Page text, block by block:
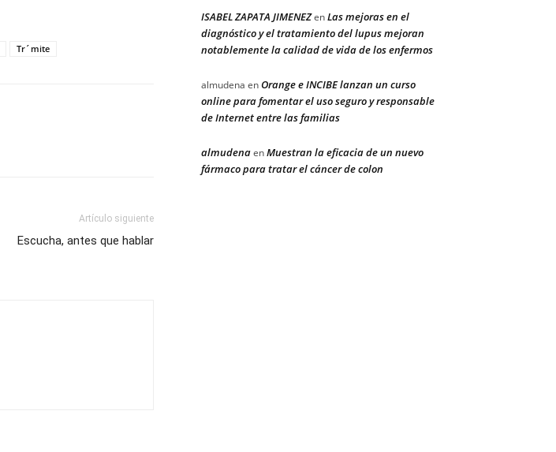
Tr´mite
Artículo siguiente
Escucha, antes que hablar
ISABEL ZAPATA JIMENEZenLas mejoras en el
diagnóstico y el tratamiento del lupus mejoran
notablemente la calidad de vida de los enfermos
almudena enOrange e INCIBE lanzan un curso
online para fomentar el uso seguro y responsable
de Internet entre las familias
almudenaenMuestran la eficacia de un nuevo
fármaco para tratar el cáncer de colon